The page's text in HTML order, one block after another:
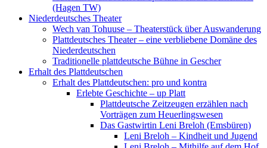
(Hagen TW)
Niederdeutsches Theater
Wech van Tohuuse – Theaterstück über Auswanderung
Plattdeutsches Theater – eine verbliebene Domäne des
Niederdeutschen
Traditionelle plattdeutsche Bühne in Gescher
Erhalt des Plattdeutschen
Erhalt des Plattdeutschen: pro und kontra
Erlebte Geschichte – up Platt
Plattdeutsche Zeitzeugen erzählen nach
Vorträgen zum Heuerlingswesen
Das Gastwirtin Leni Breloh (Emsbüren)
Leni Breloh – Kindheit und Jugend